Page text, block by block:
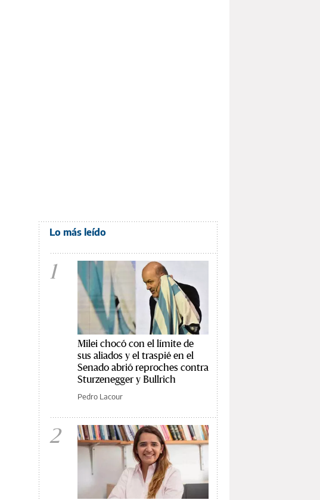
Lo más leído
1
Milei chocó con el límite de
sus aliados y el traspié en el
Senado abrió reproches contra
Sturzenegger y Bullrich
Pedro Lacour
2